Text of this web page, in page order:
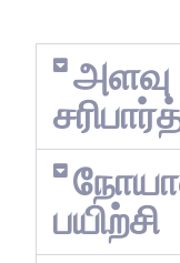
அளவு
பயிற்சி